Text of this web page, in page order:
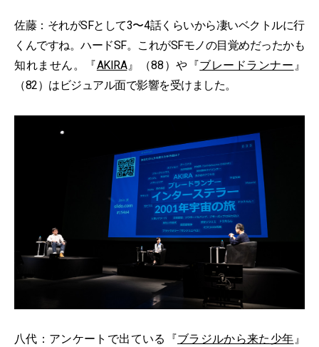
佐藤：それがSFとして3〜4話くらいから凄いベクトルに行
くんですね。ハードSF。これがSFモノの目覚めだったかも
知れません。『AKIRA』（88）や『ブレードランナー 』
（82）はビジュアル面で影響を受けました。
八代：アンケートで出ている『ブラジルから来た少年』